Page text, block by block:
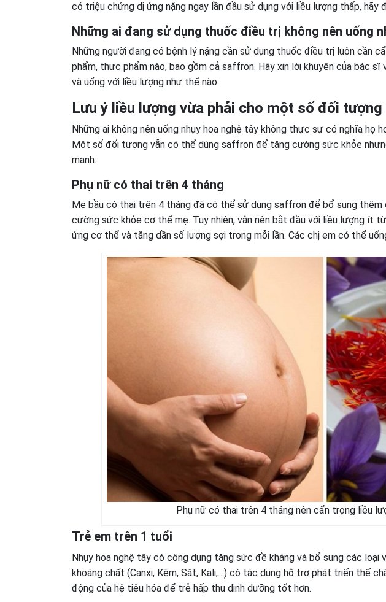
có triệu chứng dị ứng nặng ngay lần đầu sử dụng với liều lượng thấp, hãy
Những ai đang sử dụng thuốc điều trị không nên uống
Những người đang có bệnh lý nặng cần sử dụng thuốc điều trị luôn cần
phẩm, thực phẩm nào, bao gồm cả saffron. Hãy xin lời khuyên của bác
và uống với liều lượng như thế nào.
Lưu ý liều lượng vừa phải cho một số đối tượng
Những ai không nên uống nhụy hoa nghệ tây không thực sự có nghĩa họ
Một số đối tượng vẫn có thể dùng saffron để tăng cường sức khỏe
mạnh.
Phụ nữ có thai trên 4 tháng
Mẹ bầu có thai trên 4 tháng đã có thể sử dụng saffron để bổ sung
cường sức khỏe cơ thể mẹ. Tuy nhiên, vẫn nên bắt đầu với liều lượng ít
ứng cơ thể và tăng dần số lượng sợi trong mỗi lần. Các chị em có thể
Phụ nữ có thai trên 4 tháng nên cẩn trọng liều
Trẻ em trên 1 tuổi
Nhụy hoa nghệ tây có công dụng tăng sức đề kháng và bổ sung các loại
khoáng chất (Canxi, Kẽm, Sắt, Kali,…) có tác dụng hỗ trợ phát triển thể
động của hệ tiêu hóa để trẻ hấp thu dinh dưỡng tốt hơn.